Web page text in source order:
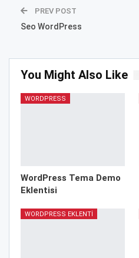
PREV POST
Seo WordPress
You Might Also Like
WORDPRESS
WordPress Tema Demo
Eklentisi
WORDPRESS EKLENTI